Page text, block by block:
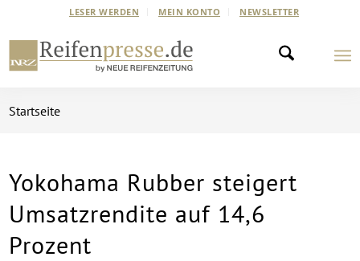
LESER WERDEN MEIN KONTO NEWSLETTER
Startseite
Yokohama Rubber steigert
Umsatzrendite auf 14,6
Prozent